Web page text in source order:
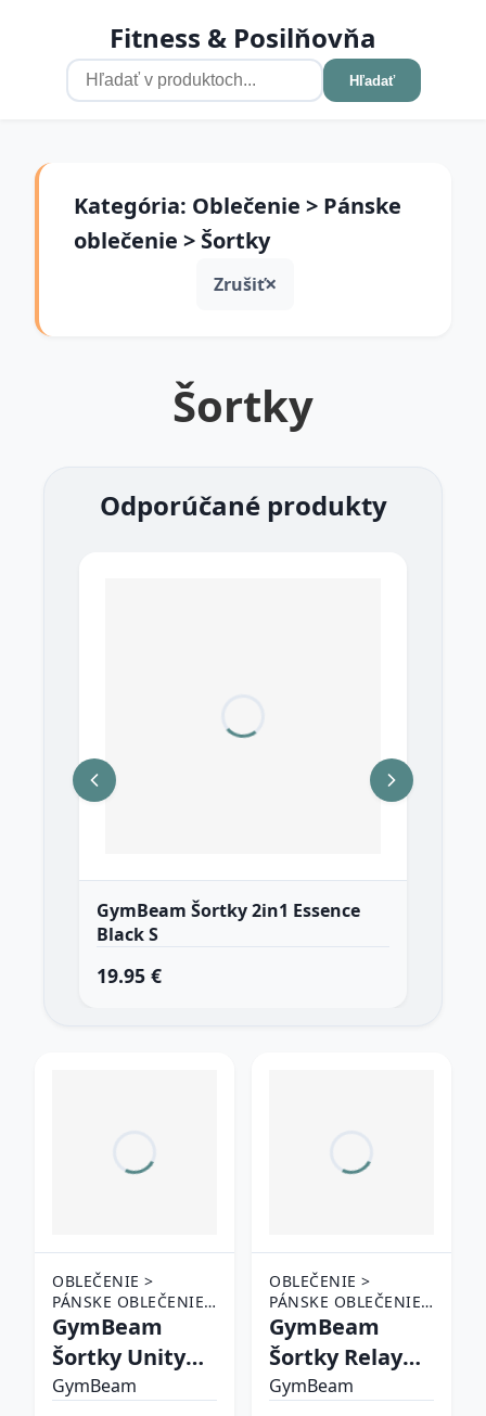
Fitness & Posilňovňa
Hľadať
Kategória: Oblečenie > Pánske
oblečenie > Šortky
Zrušiť
Šortky
Odporúčané produkty
GymBeam Šortky 2in1 Essence
Black S
19.95 €
OBLEČENIE >
PÁNSKE OBLEČENIE
> ŠORTKY
GymBeam
Šortky Unity
Grey XLXL
GymBeam
OBLEČENIE >
PÁNSKE OBLEČENIE
> ŠORTKY
GymBeam
Šortky Relay
Haze XXL
GymBeam